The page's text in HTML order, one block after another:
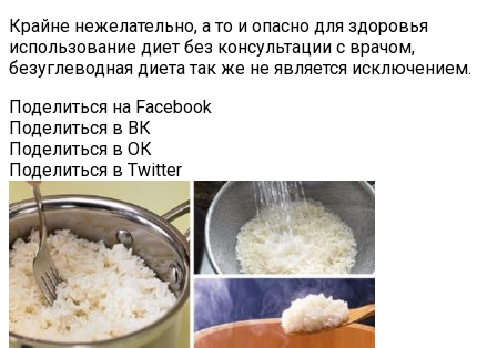
Крайне нежелательно, а то и опасно для здоровья
использование диет без консультации с врачом,
безуглеводная диета так же не является исключением.
Поделиться на Facebook
Поделиться в ВК
Поделиться в ОК
Поделиться в Twitter